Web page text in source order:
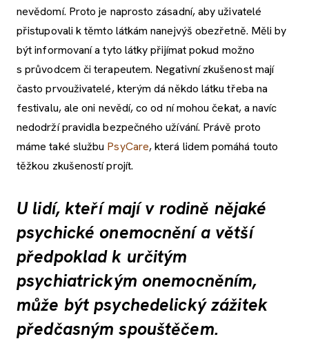
nevědomí. Proto je naprosto zásadní, aby uživatelé
přistupovali k těmto látkám nanejvýš obezřetně. Měli by
být informovaní a tyto látky přijímat pokud možno
s průvodcem či terapeutem. Negativní zkušenost mají
často prvouživatelé, kterým dá někdo látku třeba na
festivalu, ale oni nevědí, co od ní mohou čekat, a navíc
nedodrží pravidla bezpečného užívání. Právě proto
máme také službu PsyCare, která lidem pomáhá touto
těžkou zkušeností projít.
U lidí, kteří mají v rodině nějaké
psychické onemocnění a větší
předpoklad k určitým
psychiatrickým onemocněním,
může být psychedelický zážitek
předčasným spouštěčem.